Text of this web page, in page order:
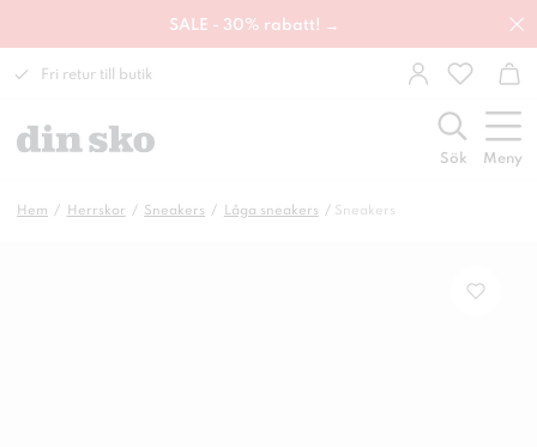
SALE - 30% rabatt! →
Fri retur till butik
Sök Meny
Hem Herrskor Sneakers Låga sneakers Sneakers